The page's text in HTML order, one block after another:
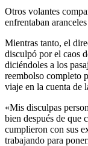
Otros volantes
enfrentaban
Mientras tanto, el
disculpó por el caos
diciéndoles a los
reembolso completo
viaje en la cuenta de
«Mis disculpas
bien después de que
cumplieron con sus
trabajando para